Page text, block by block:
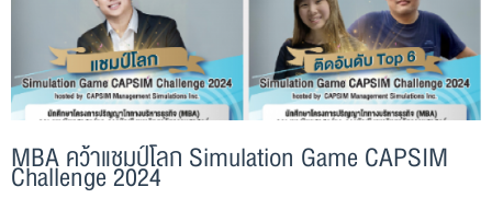
MBA คว้าแชมป์โลก Simulation Game CAPSIM
Challenge 2024